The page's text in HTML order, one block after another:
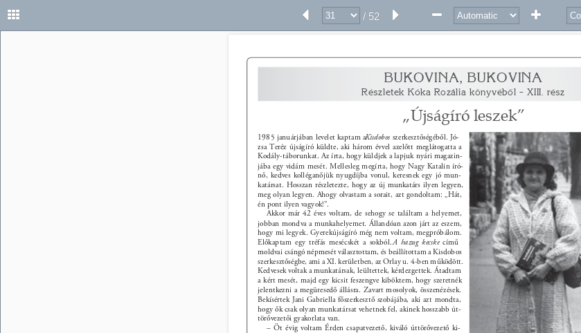
/ 52
„Újságíró leszek”
BUKOVINA, BUKOVINA
Részletek Kóka Rozália könyvéből – XIII. rész
1985 januárjában levelet kaptam a Kisdobos szerkesztőségéből. Jó-
zsa Teréz újságíró küldte, aki három évvel azelőtt meglátogatta a
Kodály-táborunkat. Az írta, hogy küldjek a lapjuk nyári magazin-
jába egy vidám mesét. Mellesleg megírta, hogy Nagy Katalin író-
nő, kedves kolléganőjük nyugdíjba vonul, keresnek egy jó mun-
katársat. Hosszan részletezte, hogy az új munkatárs ilyen legyen,
meg olyan legyen. Ahogy olvastam a sorait, azt gondoltam: „Hát,
én pont ilyen vagyok!”.
Akkor már 42 éves voltam, de sehogy se találtam a helyemet,
jobban mondva a munkahelyemet. Állandóan azon járt az eszem,
hogy mi legyek. Gyerekújságíró még nem voltam, megpróbálom.
Előkaptam egy tréfás mesécskét a sokból. A hazug kecske című
moldvai csángó népmesét választottam, és beállítottam a Kisdobos
szerkesztőségbe, ami a XI. kerületben, az Orlay u. 4-ben működött.
Kedvesek voltak a munkatársak, leültettek, kérdezgettek. Átadtam
a kért mesét, majd egy kicsit feszengve kiböktem, hogy szeretnék
jelentkezni a megüresedő állásra. Zavart mosolyok, összenézések.
Bekísértek Jani Gabriella főszerkesztő szobájába, aki azt mondta,
hogy ők csak olyan munkatársat vehetnek fel, akinek hosszabb út-
törővezetői gyakorlata van.
– Öt évig voltam Érden csapatvezető, kiváló úttörővezető ki-